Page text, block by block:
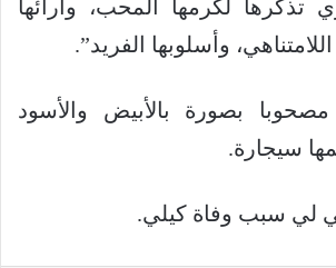
تذكرها لكرمها المحب، وآرائها
وأسلوبها الفريد”.
بصورة بالأبيض والأسود
سيجارة.
لي سبب وفاة كيلي.